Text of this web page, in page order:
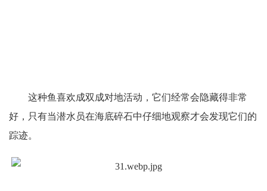
这种鱼喜欢成双成对地活动，它们经常会隐藏得非常
好，只有当潜水员在海底碎石中仔细地观察才会发现它们的
踪迹。